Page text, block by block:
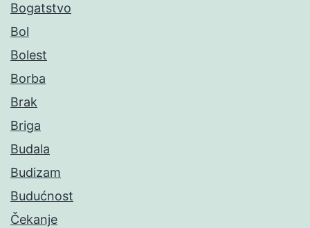
Bogatstvo
Bol
Bolest
Borba
Brak
Briga
Budala
Budizam
Budućnost
Čekanje